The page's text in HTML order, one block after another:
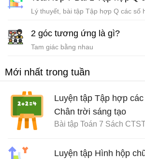
Lý thuyết, bài tập Tập hợp Q các số
2 góc tương ứng là gì?
Tam giác bằng nhau
Mới nhất trong tuần
Luyện tập Tập hợp
Chân trời sáng tạo
Bài tập Toán 7 Sách
Luyện tập Hình hộp